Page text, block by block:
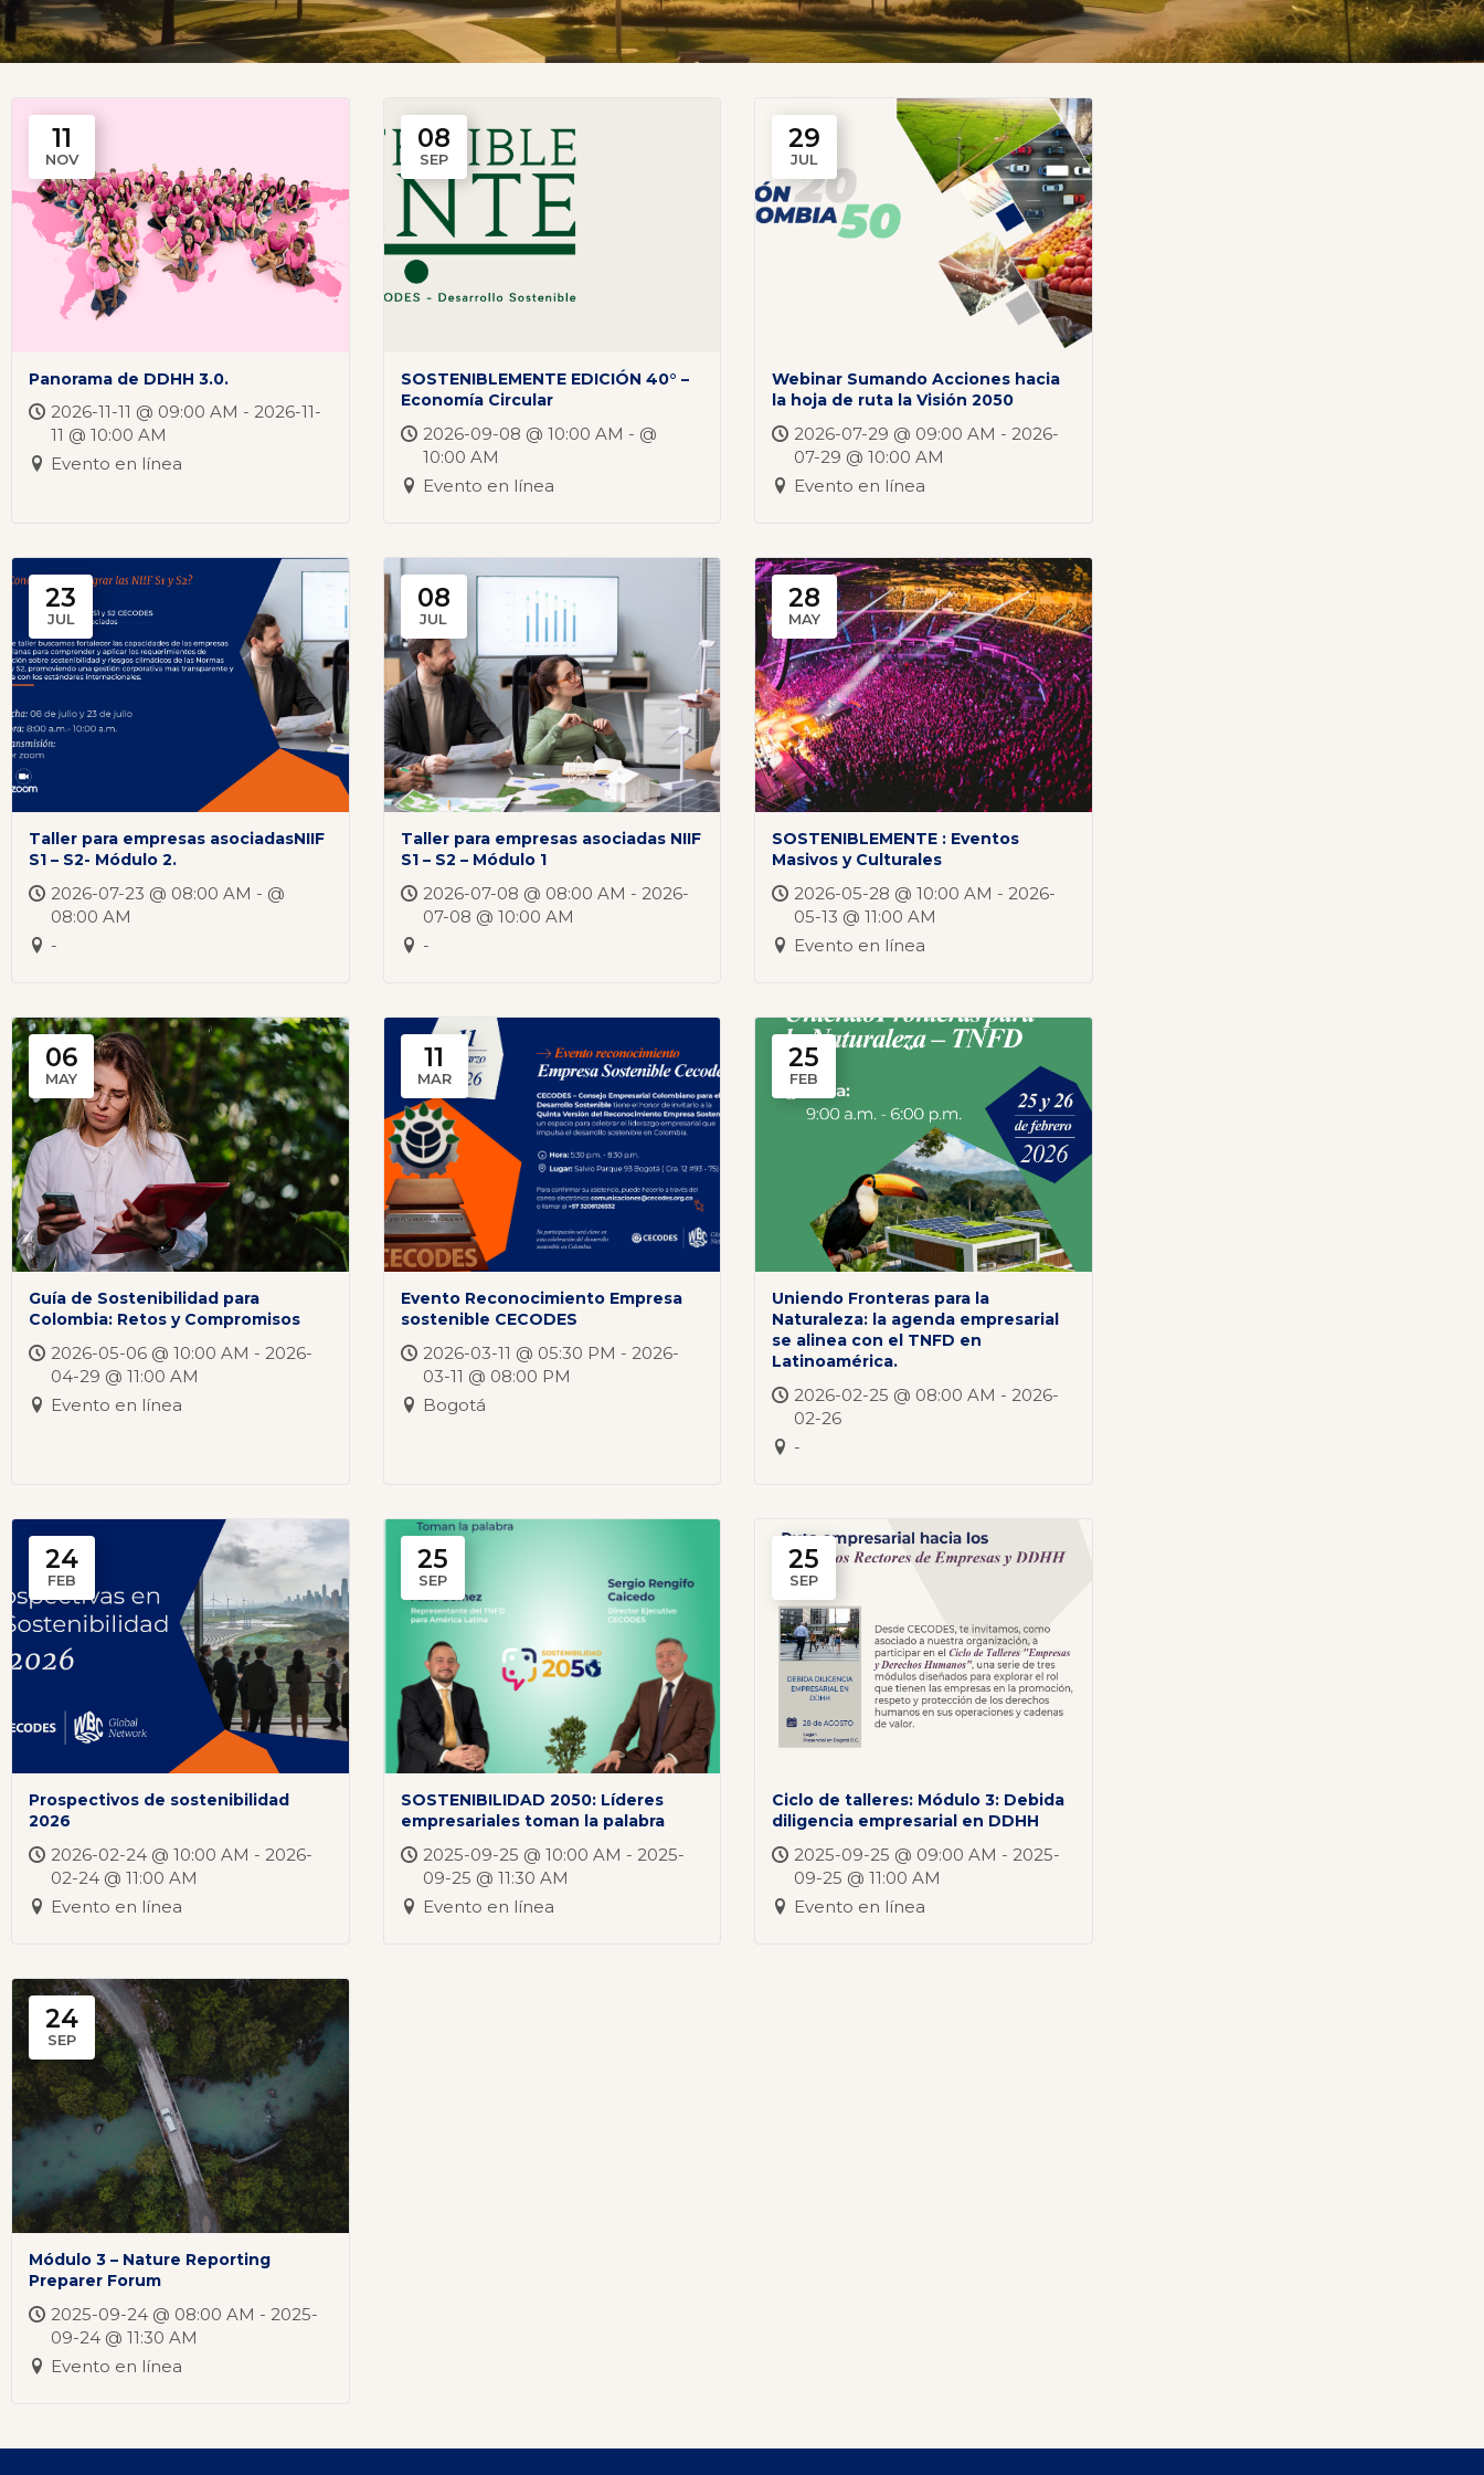
11
NOV
Panorama de DDHH 3.0.
2026-11-11 @ 09:00 AM - 2026-11-
11 @ 10:00 AM
Evento en línea
08
SEP
SOSTENIBLEMENTE EDICIÓN 40° –
Economía Circular
2026-09-08 @ 10:00 AM - @
10:00 AM
Evento en línea
29
JUL
Webinar Sumando Acciones hacia
la hoja de ruta la Visión 2050
2026-07-29 @ 09:00 AM - 2026-
07-29 @ 10:00 AM
Evento en línea
23
JUL
Taller para empresas asociadasNIIF
S1 – S2- Módulo 2.
2026-07-23 @ 08:00 AM - @
08:00 AM
-
08
JUL
Taller para empresas asociadas NIIF
S1 – S2 – Módulo 1
2026-07-08 @ 08:00 AM - 2026-
07-08 @ 10:00 AM
-
28
MAY
SOSTENIBLEMENTE : Eventos
Masivos y Culturales
2026-05-28 @ 10:00 AM - 2026-
05-13 @ 11:00 AM
Evento en línea
06
MAY
Guía de Sostenibilidad para
Colombia: Retos y Compromisos
2026-05-06 @ 10:00 AM - 2026-
04-29 @ 11:00 AM
Evento en línea
11
MAR
Evento Reconocimiento Empresa
sostenible CECODES
2026-03-11 @ 05:30 PM - 2026-
03-11 @ 08:00 PM
Bogotá
25
FEB
Uniendo Fronteras para la
Naturaleza: la agenda empresarial
se alinea con el TNFD en
Latinoamérica.
2026-02-25 @ 08:00 AM - 2026-
02-26
-
24
FEB
Prospectivos de sostenibilidad
2026
2026-02-24 @ 10:00 AM - 2026-
02-24 @ 11:00 AM
Evento en línea
25
SEP
SOSTENIBILIDAD 2050: Líderes
empresariales toman la palabra
2025-09-25 @ 10:00 AM - 2025-
09-25 @ 11:30 AM
Evento en línea
25
SEP
Ciclo de talleres: Módulo 3: Debida
diligencia empresarial en DDHH
2025-09-25 @ 09:00 AM - 2025-
09-25 @ 11:00 AM
Evento en línea
24
SEP
Módulo 3 – Nature Reporting
Preparer Forum
2025-09-24 @ 08:00 AM - 2025-
09-24 @ 11:30 AM
Evento en línea